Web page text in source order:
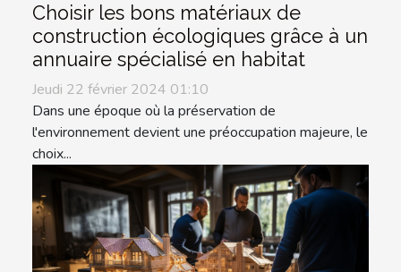
Choisir les bons matériaux de
construction écologiques grâce à un
annuaire spécialisé en habitat
Jeudi 22 février 2024 01:10
Dans une époque où la préservation de
l'environnement devient une préoccupation majeure, le
choix...